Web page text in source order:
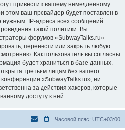
привести к вашему немедленному
этом ваш провайдер будет поставлен в
нужным. IP-адреса всех сообщений
такой политики. Вы
форумов «SubwayTalks.ru»
перенести или закрыть любую
Как пользователь вы согласны
будет храниться в базе данных.
третьим лицам без вашего
«SubwayTalks.ru», ни
за действия хакеров, которые
доступу к ней.
Часовой пояс: UTC+03:00